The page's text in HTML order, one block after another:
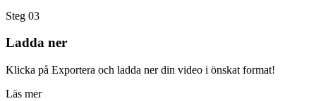
Steg 03
Ladda ner
Klicka på Exportera och ladda ner din video i önskat format!
Läs mer